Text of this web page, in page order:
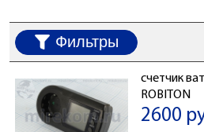
Фильтры
счетчик
ROBITON
2600